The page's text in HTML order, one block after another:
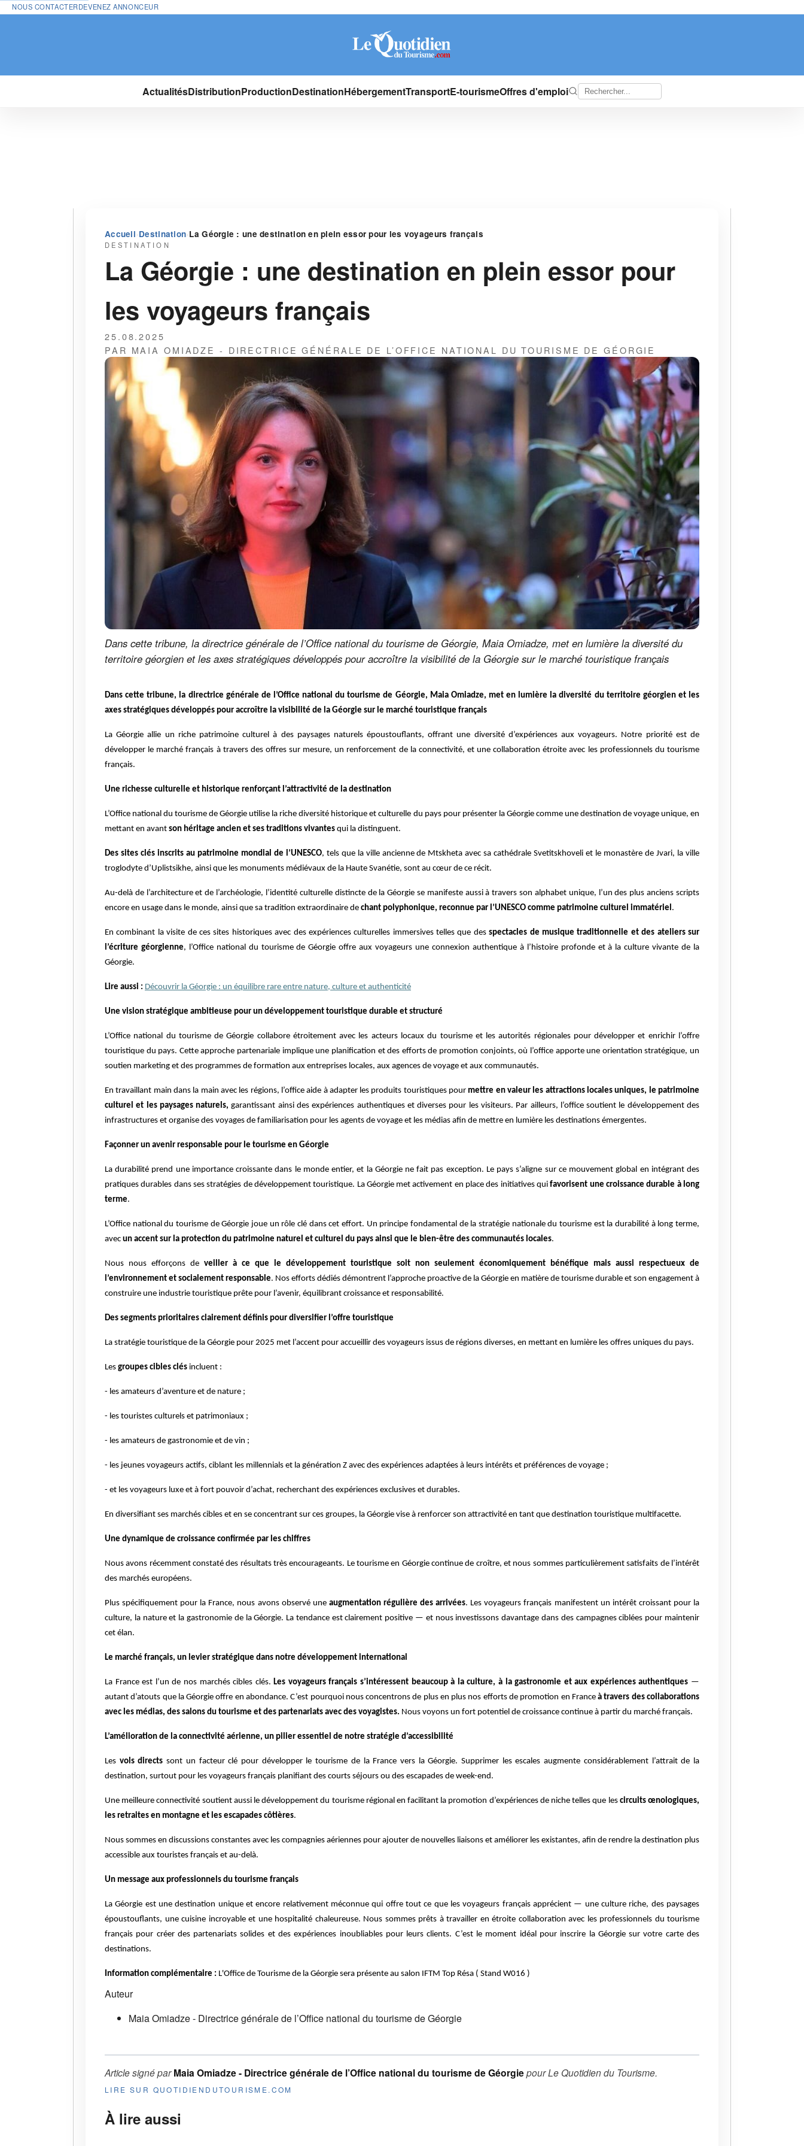
NOUS CONTACTERDEVENEZ ANNONCEUR
ActualitésDistributionProductionDestinationHébergementTransportE-tourismeOffres d'emploi
Accueil›Destination›La Géorgie : une destination en plein essor pour les voyageurs français
DESTINATION
La Géorgie : une destination en plein essor pour
les voyageurs français
25.08.2025
PAR MAIA OMIADZE - DIRECTRICE GÉNÉRALE DE L’OFFICE NATIONAL DU TOURISME DE GÉORGIE
Dans cette tribune, la directrice générale de l’Office national du tourisme de Géorgie, Maia Omiadze, met en lumière la diversité du
territoire géorgien et les axes stratégiques développés pour accroître la visibilité de la Géorgie sur le marché touristique français
Dans cette tribune, la directrice générale de l’Office national du tourisme de Géorgie, Maia Omiadze, met en lumière la diversité du territoire géorgien et les
axes stratégiques développés pour accroître la visibilité de la Géorgie sur le marché touristique français
La Géorgie allie un riche patrimoine culturel à des paysages naturels époustouflants, offrant une diversité d’expériences aux voyageurs. Notre priorité est de
développer le marché français à travers des offres sur mesure, un renforcement de la connectivité, et une collaboration étroite avec les professionnels du tourisme
français.
Une richesse culturelle et historique renforçant l’attractivité de la destination
L’Office national du tourisme de Géorgie utilise la riche diversité historique et culturelle du pays pour présenter la Géorgie comme une destination de voyage unique, en
mettant en avant son héritage ancien et ses traditions vivantes qui la distinguent.
Des sites clés inscrits au patrimoine mondial de l’UNESCO, tels que la ville ancienne de Mtskheta avec sa cathédrale Svetitskhoveli et le monastère de Jvari, la ville
troglodyte d’Uplistsikhe, ainsi que les monuments médiévaux de la Haute Svanétie, sont au cœur de ce récit.
Au-delà de l’architecture et de l’archéologie, l’identité culturelle distincte de la Géorgie se manifeste aussi à travers son alphabet unique, l’un des plus anciens scripts
encore en usage dans le monde, ainsi que sa tradition extraordinaire de chant polyphonique, reconnue par l’UNESCO comme patrimoine culturel immatériel .
En combinant la visite de ces sites historiques avec des expériences culturelles immersives telles que desspectacles de musique traditionnelle et des ateliers sur
l’écriture géorgienne, l’Office national du tourisme de Géorgie offre aux voyageurs une connexion authentique à l’histoire profonde et à la culture vivante de la
Géorgie.
Lire aussi : Découvrir la Géorgie : un équilibre rare entre nature, culture et authenticité
Une vision stratégique ambitieuse pour un développement touristique durable et structuré
L’Office national du tourisme de Géorgie collabore étroitement avec les acteurs locaux du tourisme et les autorités régionales pour développer et enrichir l’offre
touristique du pays. Cette approche partenariale implique une planification et des efforts de promotion conjoints, où l’office apporte une orientation stratégique, un
soutien marketing et des programmes de formation aux entreprises locales, aux agences de voyage et aux communautés.
En travaillant main dans la main avec les régions, l’office aide à adapter les produits touristiques pour mettre en valeur les attractions locales uniques, le patrimoine
culturel et les paysages naturels, garantissant ainsi des expériences authentiques et diverses pour les visiteurs. Par ailleurs, l’office soutient le développement des
infrastructures et organise des voyages de familiarisation pour les agents de voyage et les médias afin de mettre en lumière les destinations émergentes.
Façonner un avenir responsable pour le tourisme en Géorgie
La durabilité prend une importance croissante dans le monde entier, et la Géorgie ne fait pas exception. Le pays s’aligne sur ce mouvement global en intégrant des
pratiques durables dans ses stratégies de développement touristique. La Géorgie met activement en place des initiatives quifavorisent une croissance durable à long
terme.
L’Office national du tourisme de Géorgie joue un rôle clé dans cet effort. Un principe fondamental de la stratégie nationale du tourisme est la durabilité à long terme,
avec un accent sur la protection du patrimoine naturel et culturel du pays ainsi que le bien-être des communautés locales.
Nous nous efforçons de veiller à ce que le développement touristique soit non seulement économiquement bénéfique mais aussi respectueux de
l’environnement et socialement responsable. Nos efforts dédiés démontrent l’approche proactive de la Géorgie en matière de tourisme durable et son engagement à
construire une industrie touristique prête pour l’avenir, équilibrant croissance et responsabilité.
Des segments prioritaires clairement définis pour diversifier l’offre touristique
La stratégie touristique de la Géorgie pour 2025 met l’accent pour accueillir des voyageurs issus de régions diverses, en mettant en lumière les offres uniques du pays.
Les groupes cibles clés incluent :
- les amateurs d’aventure et de nature ;
- les touristes culturels et patrimoniaux ;
- les amateurs de gastronomie et de vin ;
- les jeunes voyageurs actifs, ciblant les millennials et la génération Z avec des expériences adaptées à leurs intérêts et préférences de voyage ;
- et les voyageurs luxe et à fort pouvoir d’achat, recherchant des expériences exclusives et durables.
En diversifiant ses marchés cibles et en se concentrant sur ces groupes, la Géorgie vise à renforcer son attractivité en tant que destination touristique multifacette.
Une dynamique de croissance confirmée par les chiffres
Nous avons récemment constaté des résultats très encourageants. Le tourisme en Géorgie continue de croître, et nous sommes particulièrement satisfaits de l’intérêt
des marchés européens.
Plus spécifiquement pour la France, nous avons observé une augmentation régulière des arrivées. Les voyageurs français manifestent un intérêt croissant pour la
culture, la nature et la gastronomie de la Géorgie. La tendance est clairement positive — et nous investissons davantage dans des campagnes ciblées pour maintenir
cet élan.
Le marché français, un levier stratégique dans notre développement international
La France est l’un de nos marchés cibles clés. Les voyageurs français s’intéressent beaucoup à la culture, à la gastronomie et aux expériences authentiques —
autant d’atouts que la Géorgie offre en abondance. C’est pourquoi nous concentrons de plus en plus nos efforts de promotion en Franceà travers des collaborations
avec les médias, des salons du tourisme et des partenariats avec des voyagistes. Nous voyons un fort potentiel de croissance continue à partir du marché français.
L’amélioration de la connectivité aérienne, un pilier essentiel de notre stratégie d’accessibilité
Les vols directs sont un facteur clé pour développer le tourisme de la France vers la Géorgie. Supprimer les escales augmente considérablement l’attrait de la
destination, surtout pour les voyageurs français planifiant des courts séjours ou des escapades de week-end.
Une meilleure connectivité soutient aussi le développement du tourisme régional en facilitant la promotion d’expériences de niche telles que les circuits œnologiques,
les retraites en montagne et les escapades côtières.
Nous sommes en discussions constantes avec les compagnies aériennes pour ajouter de nouvelles liaisons et améliorer les existantes, afin de rendre la destination plus
accessible aux touristes français et au-delà.
Un message aux professionnels du tourisme français
La Géorgie est une destination unique et encore relativement méconnue qui offre tout ce que les voyageurs français apprécient — une culture riche, des paysages
époustouflants, une cuisine incroyable et une hospitalité chaleureuse. Nous sommes prêts à travailler en étroite collaboration avec les professionnels du tourisme
français pour créer des partenariats solides et des expériences inoubliables pour leurs clients. C’est le moment idéal pour inscrire la Géorgie sur votre carte des
destinations.
Information complémentaire : L'Office de Tourisme de la Géorgie sera présente au salon IFTM Top Résa ( Stand W016 )
Auteur
Maia Omiadze - Directrice générale de l’Office national du tourisme de Géorgie
Article signé parMaia Omiadze - Directrice générale de l’Office national du tourisme de GéorgiepourLe Quotidien du Tourisme.
LIRE SUR QUOTIDIENDUTOURISME.COM
À lire aussi